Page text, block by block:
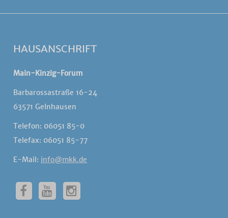
HAUSANSCHRIFT
Main-Kinzig-Forum
Barbarossastraße 16-24
63571 Gelnhausen
Telefon: 06051 85-0
Telefax: 06051 85-77
E-Mail: info@mkk.de